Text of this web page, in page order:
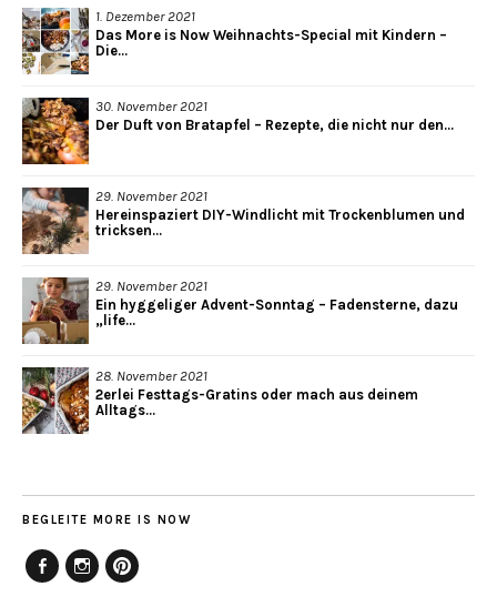
1. Dezember 2021
Das More is Now Weihnachts-Special mit Kindern –
Die...
30. November 2021
Der Duft von Bratapfel – Rezepte, die nicht nur den...
29. November 2021
Hereinspaziert DIY-Windlicht mit Trockenblumen und
tricksen...
29. November 2021
Ein hyggeliger Advent-Sonntag – Fadensterne, dazu
„life...
28. November 2021
2erlei Festtags-Gratins oder mach aus deinem
Alltags...
BEGLEITE MORE IS NOW